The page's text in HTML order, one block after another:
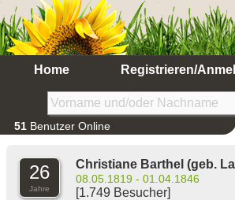
Home Registrieren/
51 Benutzer Online
26
Jahre
Christiane Barthel (geb.
08.05.1819 - 01.04.1846
[1.749 Besucher]